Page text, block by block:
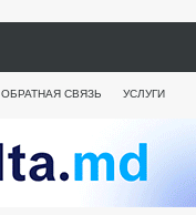
ОБРАТНАЯ СВЯЗЬ УСЛУГИ